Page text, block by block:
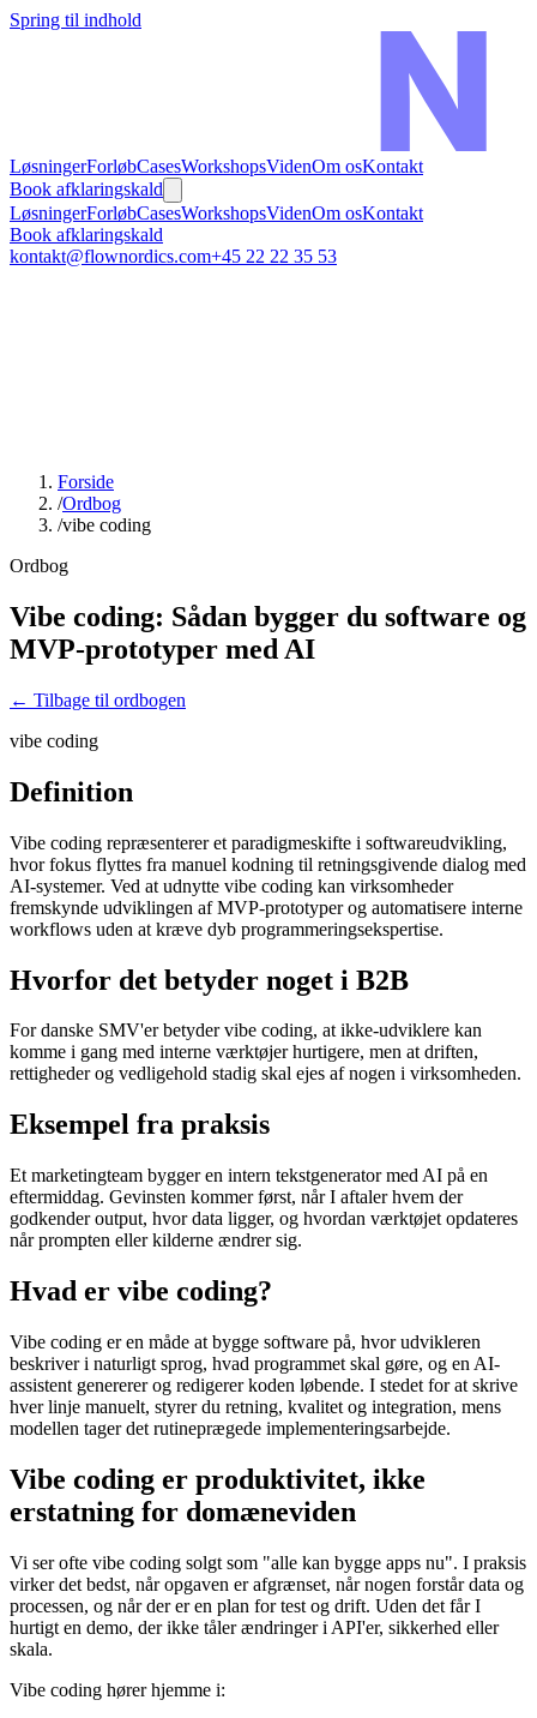
Spring til indhold
LøsningerForløbCasesWorkshopsVidenOm osKontakt
Book afklaringskald
LøsningerForløbCasesWorkshopsVidenOm osKontakt
Book afklaringskald
kontakt@flownordics.com+45 22 22 35 53
Forside
/Ordbog
/vibe coding
Ordbog
Vibe coding: Sådan bygger du software og
MVP-prototyper med AI
← Tilbage til ordbogen
vibe coding
Definition
Vibe coding repræsenterer et paradigmeskifte i softwareudvikling,
hvor fokus flyttes fra manuel kodning til retningsgivende dialog med
AI-systemer. Ved at udnytte vibe coding kan virksomheder
fremskynde udviklingen af MVP-prototyper og automatisere interne
workflows uden at kræve dyb programmeringsekspertise.
Hvorfor det betyder noget i B2B
For danske SMV'er betyder vibe coding, at ikke-udviklere kan
komme i gang med interne værktøjer hurtigere, men at driften,
rettigheder og vedligehold stadig skal ejes af nogen i virksomheden.
Eksempel fra praksis
Et marketingteam bygger en intern tekstgenerator med AI på en
eftermiddag. Gevinsten kommer først, når I aftaler hvem der
godkender output, hvor data ligger, og hvordan værktøjet opdateres
når prompten eller kilderne ændrer sig.
Hvad er vibe coding?
Vibe coding er en måde at bygge software på, hvor udvikleren
beskriver i naturligt sprog, hvad programmet skal gøre, og en AI-
assistent genererer og redigerer koden løbende. I stedet for at skrive
hver linje manuelt, styrer du retning, kvalitet og integration, mens
modellen tager det rutineprægede implementeringsarbejde.
Vibe coding er produktivitet, ikke
erstatning for domæneviden
Vi ser ofte vibe coding solgt som "alle kan bygge apps nu". I praksis
virker det bedst, når opgaven er afgrænset, når nogen forstår data og
processen, og når der er en plan for test og drift. Uden det får I
hurtigt en demo, der ikke tåler ændringer i API'er, sikkerhed eller
skala.
Vibe coding hører hjemme i: